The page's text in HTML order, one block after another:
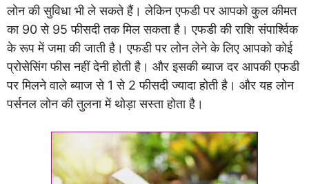
लोन की सुविधा भी ले सकते हैं। लेकिन एफडी पर आपको कुल कीमत
का 90 से 95 फीसदी तक मिल सकता है। एफडी की राशि संपार्श्विक
के रूप में जमा की जाती है। एफडी पर लोन लेने के लिए आपको कोई
प्रोसेसिंग फीस नहीं देनी होती है। और इसकी ब्याज दर आपकी एफडी
पर मिलने वाले ब्याज से 1 से 2 फीसदी ज्यादा होती है। और यह लोन
पर्सनल लोन की तुलना में थोड़ा सस्ता होता है।